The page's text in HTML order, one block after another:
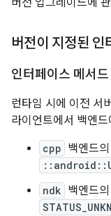
버전 업그레이드에
버전이 지정된 인
인터페이스 메서드
런타임 시에 이전 서
라이언트에서 백엔
cpp 백엔드
ndk 백엔드